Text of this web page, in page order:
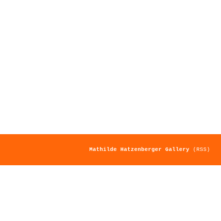
Mathilde Hatzenberger Gallery (RSS)